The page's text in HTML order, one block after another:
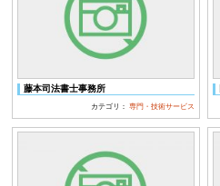
藤本司法書士事務所
カテゴリ：専門・技術サービス